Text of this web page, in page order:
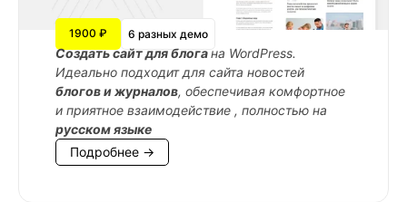
1900 ₽ 6 разных демо
Cоздать сайт для блогана WordPress.
Идеально подходит для сайта новостей
блогов и журналов, обеспечивая комфортное
и приятное взаимодействие , полностью на
русском языке
Подробнее →